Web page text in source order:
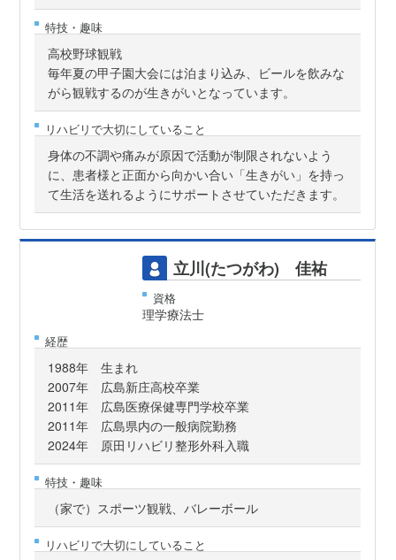
特技・趣味
高校野球観戦
毎年夏の甲子園大会には泊まり込み、ビールを飲みな
がら観戦するのが生きがいとなっています。
リハビリで大切にしていること
身体の不調や痛みが原因で活動が制限されないよう
に、患者様と正面から向かい合い「生きがい」を持っ
て生活を送れるようにサポートさせていただきます。
立川(たつがわ) 佳祐
資格
理学療法士
経歴
1988年 生まれ
2007年 広島新庄高校卒業
2011年 広島医療保健専門学校卒業
2011年 広島県内の一般病院勤務
2024年 原田リハビリ整形外科入職
特技・趣味
（家で）スポーツ観戦、バレーボール
リハビリで大切にしていること